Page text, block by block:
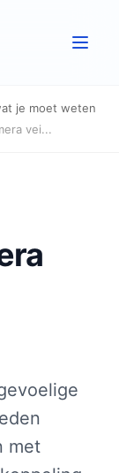
je moet weten
vei...
met